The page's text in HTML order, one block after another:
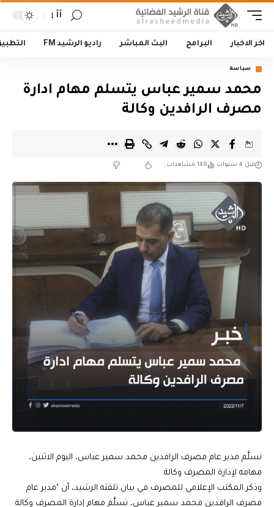
أأ
اخر الاخبار البرامج البث المباشر راديو الرشيد FM
سياسة
‏محمد سمير عباس يتسلم مهام ادارة
مصرف الرافدين وكالة‬
قبل 4 سنوات 148 مشاهدات
تسلَّم مدير عام مصرف الرافدين محمد سمير عباس، اليوم الاثنين،
مهامه لإدارة المصرف وكالة.
وذكر المكتب الإعلامي للمصرف في بيان تلقته الرشيد، أن "مدير عام
مصرف الرافدين محمد سمير عباس، تسلَّم مهام إدارة المصرف وكالة